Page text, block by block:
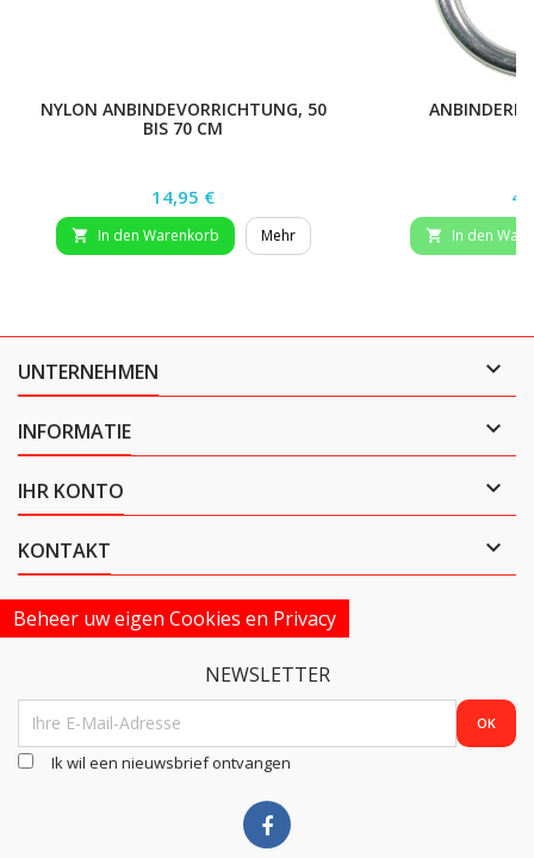
NYLON ANBINDEVORRICHTUNG, 50
BIS 70 CM
Preis
14,95 €
 In den Warenkorb Mehr  In den
UNTERNEHMEN 
INFORMATIE 
IHR KONTO 
KONTAKT 
Beheer uw eigen Cookies en Privacy
NEWSLETTER
Ik wil een nieuwsbrief ontvangen